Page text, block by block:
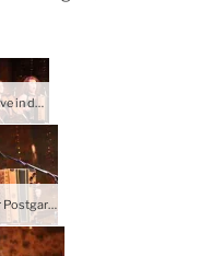
Alma live in der Postgarage | Fotos © Gerald Ganglbauer 2015
Alma live in der Postgarage | Fotos © Gerald Ganglbauer 2015